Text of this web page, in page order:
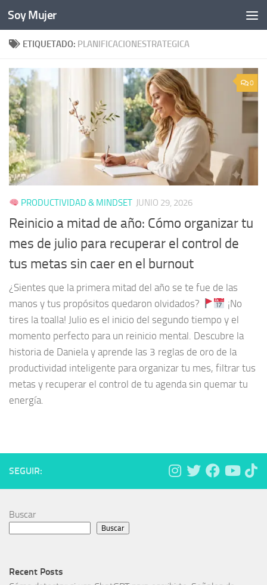
Bajo el contenido
Soy Mujer
ETIQUETADO: PLANIFICACIONESTRATEGICA
0
PRODUCTIVIDAD & MINDSET JUNIO 29, 2026
Reinicio a mitad de año: Cómo organizar tu
mes de julio para recuperar el control de
tus metas sin caer en el burnout
¿Sientes que la primera mitad del año se te fue de las
manos y tus propósitos quedaron olvidados?
¡No
tires la toalla! Julio es el inicio del segundo tiempo y el
momento perfecto para un reinicio mental. Descubre la
historia de Daniela y aprende las 3 reglas de oro de la
productividad inteligente para organizar tu mes, filtrar tus
metas y recuperar el control de tu agenda sin quemar tu
energía.
SEGUIR:
Buscar
Buscar
Recent Posts